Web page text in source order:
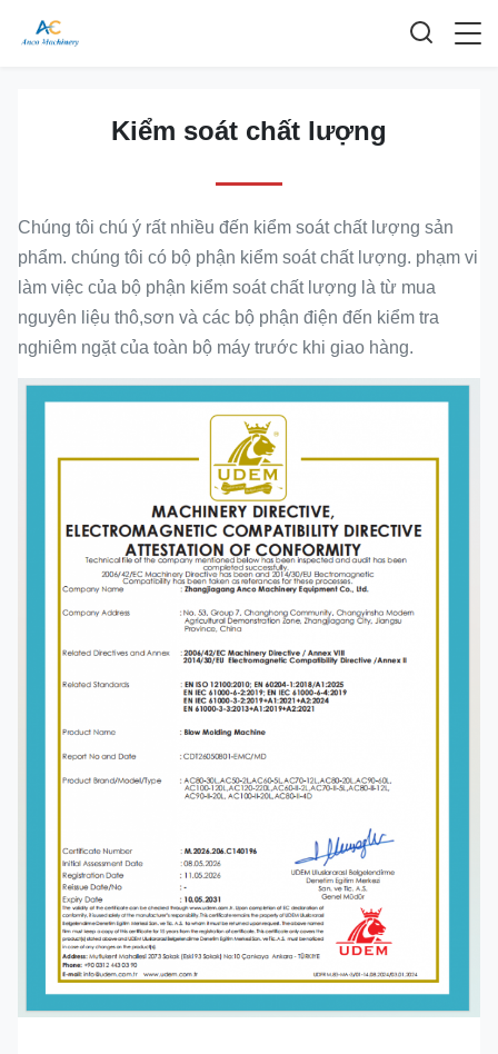
Kiểm soát chất lượng
Chúng tôi chú ý rất nhiều đến kiểm soát chất lượng sản
phẩm. chúng tôi có bộ phận kiểm soát chất lượng. phạm vi
làm việc của bộ phận kiểm soát chất lượng là từ mua
nguyên liệu thô,sơn và các bộ phận điện đến kiểm tra
nghiêm ngặt của toàn bộ máy trước khi giao hàng.